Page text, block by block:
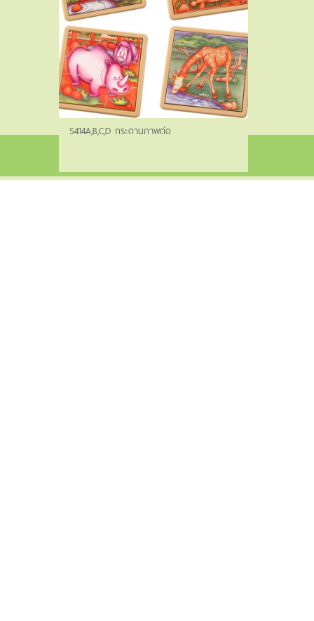
S414A,B,C,D กระดานภาพต่อ